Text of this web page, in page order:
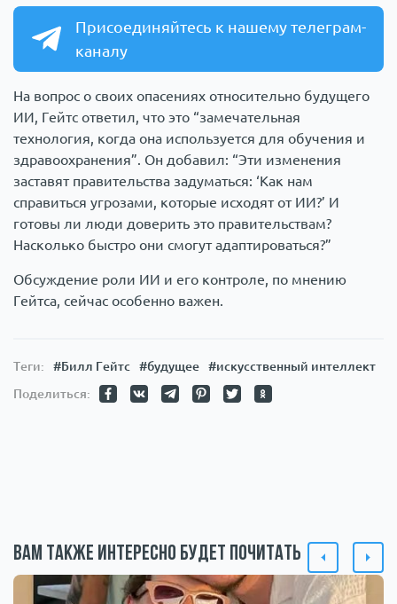
Присоединяйтесь к нашему телеграм-
каналу
На вопрос о своих опасениях относительно будущего
ИИ, Гейтс ответил, что это “замечательная
технология, когда она используется для обучения и
здравоохранения”. Он добавил: “Эти изменения
заставят правительства задуматься: ‘Как нам
справиться угрозами, которые исходят от ИИ?’ И
готовы ли люди доверить это правительствам?
Насколько быстро они смогут адаптироваться?”
Обсуждение роли ИИ и его контроле, по мнению
Гейтса, сейчас особенно важен.
Теги: #Билл Гейтс #будущее
#искусственный интеллект
Поделиться:
Вам также интересно будет почитать